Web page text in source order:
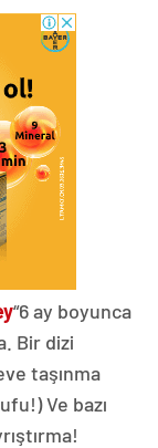
“6 ay boyunca
Bir dizi
taşınma
Ve bazı